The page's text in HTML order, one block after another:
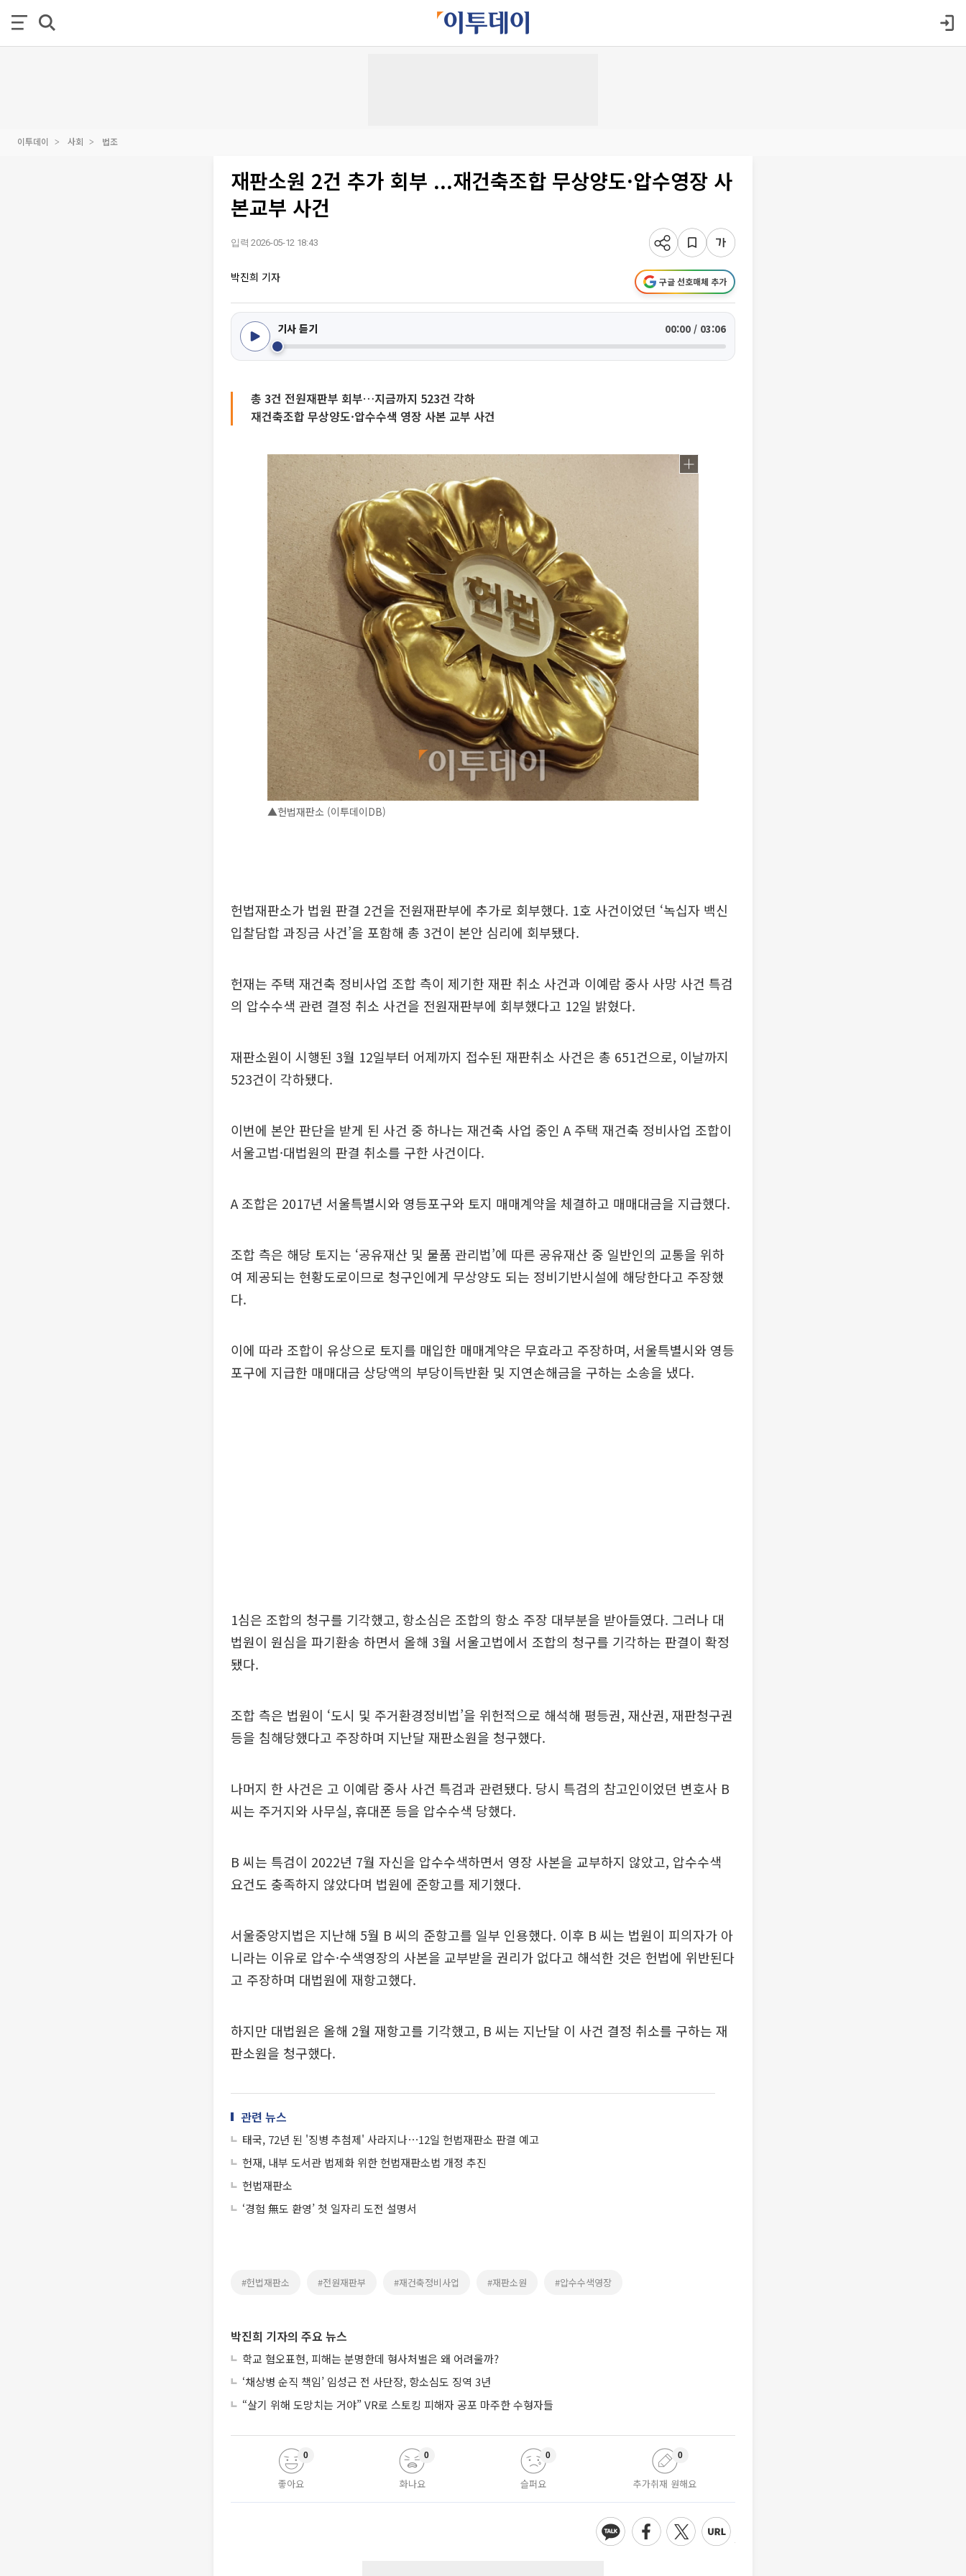
이투데이 사회 법조
재판소원 2건 추가 회부 ...재건축조합 무상양도·압수영장 사
본교부 사건
입력 2026-05-12 18:43
박진희 기자 구글 선호매체 추가
기사 듣기 00:00 / 03:06
총 3건 전원재판부 회부…지금까지 523건 각하
재건축조합 무상양도·압수수색 영장 사본 교부 사건
▲헌법재판소 (이투데이DB)
헌법재판소가 법원 판결 2건을 전원재판부에 추가로 회부했다. 1호 사건이었던 ‘녹십자 백신
입찰담합 과징금 사건’을 포함해 총 3건이 본안 심리에 회부됐다.
헌재는 주택 재건축 정비사업 조합 측이 제기한 재판 취소 사건과 이예람 중사 사망 사건 특검
의 압수수색 관련 결정 취소 사건을 전원재판부에 회부했다고 12일 밝혔다.
재판소원이 시행된 3월 12일부터 어제까지 접수된 재판취소 사건은 총 651건으로, 이날까지
523건이 각하됐다.
이번에 본안 판단을 받게 된 사건 중 하나는 재건축 사업 중인 A 주택 재건축 정비사업 조합이
서울고법·대법원의 판결 취소를 구한 사건이다.
A 조합은 2017년 서울특별시와 영등포구와 토지 매매계약을 체결하고 매매대금을 지급했다.
조합 측은 해당 토지는 ‘공유재산 및 물품 관리법’에 따른 공유재산 중 일반인의 교통을 위하
여 제공되는 현황도로이므로 청구인에게 무상양도 되는 정비기반시설에 해당한다고 주장했
다.
이에 따라 조합이 유상으로 토지를 매입한 매매계약은 무효라고 주장하며, 서울특별시와 영등
포구에 지급한 매매대금 상당액의 부당이득반환 및 지연손해금을 구하는 소송을 냈다.
1심은 조합의 청구를 기각했고, 항소심은 조합의 항소 주장 대부분을 받아들였다. 그러나 대
법원이 원심을 파기환송 하면서 올해 3월 서울고법에서 조합의 청구를 기각하는 판결이 확정
됐다.
조합 측은 법원이 ‘도시 및 주거환경정비법’을 위헌적으로 해석해 평등권, 재산권, 재판청구권
등을 침해당했다고 주장하며 지난달 재판소원을 청구했다.
나머지 한 사건은 고 이예람 중사 사건 특검과 관련됐다. 당시 특검의 참고인이었던 변호사 B
씨는 주거지와 사무실, 휴대폰 등을 압수수색 당했다.
B 씨는 특검이 2022년 7월 자신을 압수수색하면서 영장 사본을 교부하지 않았고, 압수수색
요건도 충족하지 않았다며 법원에 준항고를 제기했다.
서울중앙지법은 지난해 5월 B 씨의 준항고를 일부 인용했다. 이후 B 씨는 법원이 피의자가 아
니라는 이유로 압수·수색영장의 사본을 교부받을 권리가 없다고 해석한 것은 헌법에 위반된다
고 주장하며 대법원에 재항고했다.
하지만 대법원은 올해 2월 재항고를 기각했고, B 씨는 지난달 이 사건 결정 취소를 구하는 재
판소원을 청구했다.
관련 뉴스
태국, 72년 된 '징병 추첨제' 사라지나⋯12일 헌법재판소 판결 예고
헌재, 내부 도서관 법제화 위한 헌법재판소법 개정 추진
헌법재판소
‘경험 無도 환영’ 첫 일자리 도전 설명서
#헌법재판소 #전원재판부 #재건축정비사업 #재판소원 #압수수색영장
박진희 기자의 주요 뉴스
학교 혐오표현, 피해는 분명한데 형사처벌은 왜 어려울까?
‘채상병 순직 책임’ 임성근 전 사단장, 항소심도 징역 3년
“살기 위해 도망치는 거야” VR로 스토킹 피해자 공포 마주한 수형자들
좋아요
0
화나요
0
슬퍼요
0
추가취재 원해요
0